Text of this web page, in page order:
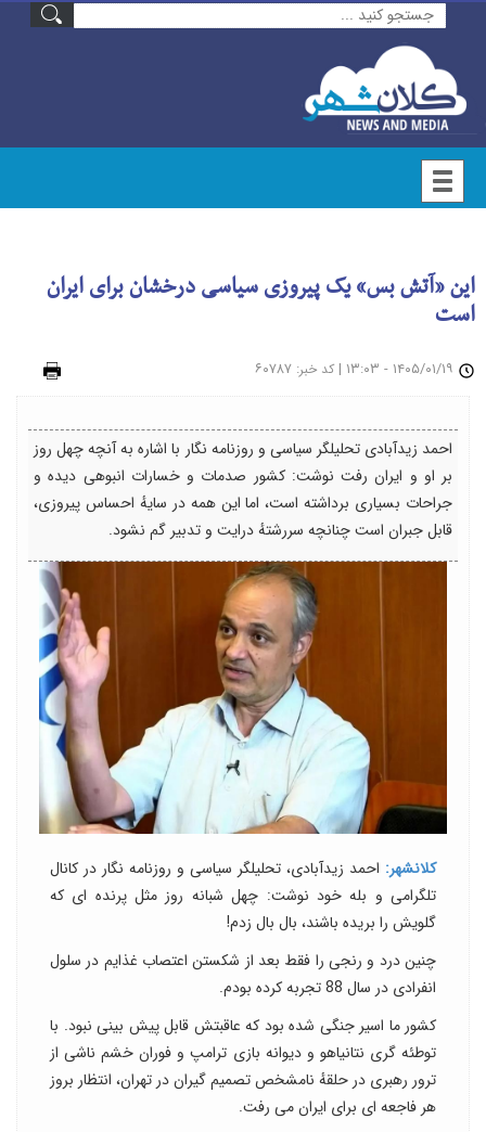
این «آتش بس» یک پیروزی سیاسی درخشان برای ایران
است
| کد خبر: ۶۰۷۸۷
احمد زیدآبادی تحلیلگر سیاسی و روزنامه نگار با اشاره به آنچه چهل روز
بر او و ایران رفت نوشت: کشور صدمات و خسارات انبوهی دیده و
جراحات بسیاری برداشته است، اما این همه در سایهٔ احساس پیروزی،
قابل جبران است چنانچه سررشتهٔ درایت و تدبیر گم نشود.
کلانشهر: احمد زیدآبادی، تحلیلگر سیاسی و روزنامه نگار در کانال
تلگرامی و بله خود نوشت: چهل شبانه روز مثل پرنده ای که
گلویش را بریده باشند، بال بال زدم!
چنین درد و رنجی را فقط بعد از شکستن اعتصاب غذایم در سلول
انفرادی در سال 88 تجربه کرده بودم.
کشور ما اسیر جنگی شده بود که عاقبتش قابل پیش بینی نبود. با
توطئه گری نتانیاهو و دیوانه بازی ترامپ و فوران خشم ناشی از
ترور رهبری در حلقهٔ نامشخص تصمیم گیران در تهران، انتظار بروز
هر فاجعه ای برای ایران می رفت.